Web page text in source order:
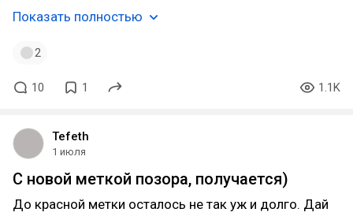
Показать полностью
2
10 1 1.1K
Tefeth
1 июля
С новой меткой позора, получается)
До красной метки осталось не так уж и долго. Дай